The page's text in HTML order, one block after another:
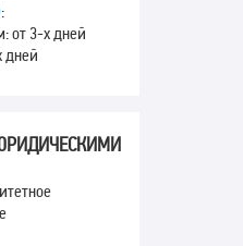
:
от 3-х дней
дней